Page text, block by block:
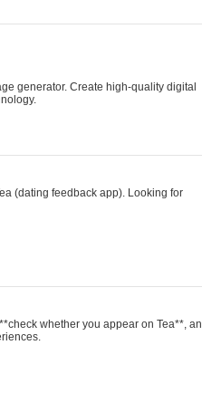
generator. Create high-quality digital
(dating feedback app). Looking for
whether you appear on Tea**, an